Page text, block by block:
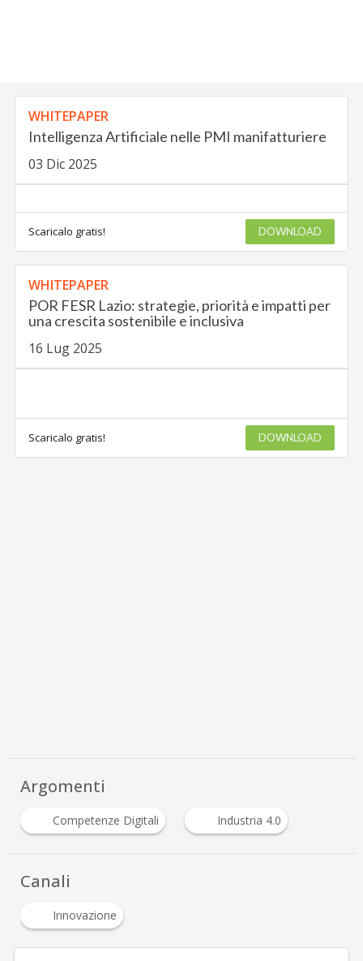
WHITEPAPER
Intelligenza Artificiale nelle PMI manifatturiere
03 Dic 2025
Scaricalo gratis! DOWNLOAD
WHITEPAPER
POR FESR Lazio: strategie, priorità e impatti per
una crescita sostenibile e inclusiva
16 Lug 2025
Scaricalo gratis! DOWNLOAD
Argomenti
Competenze Digitali Industria 4.0
Canali
Innovazione